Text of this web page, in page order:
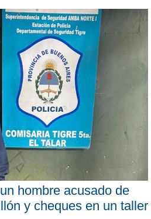
hombre acusado de
y cheques en un taller